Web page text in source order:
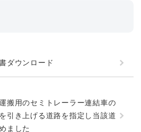
ダウンロード
搬用のセミトレーラー連結車の
引き上げる道路を指定し当該道
ました